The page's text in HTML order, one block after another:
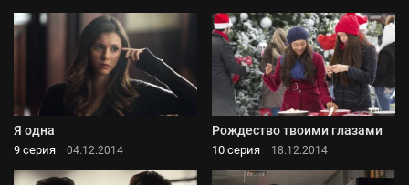
Я одна
9 серия 04.12.2014
Рождество твоими глазами
10 серия 18.12.2014